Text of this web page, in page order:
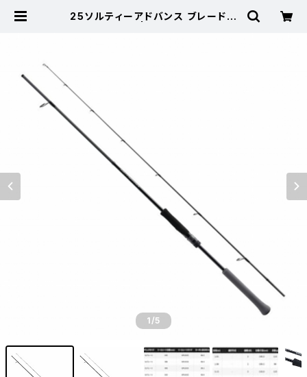
25ソルティーアドバンス ブレードジ
1/5